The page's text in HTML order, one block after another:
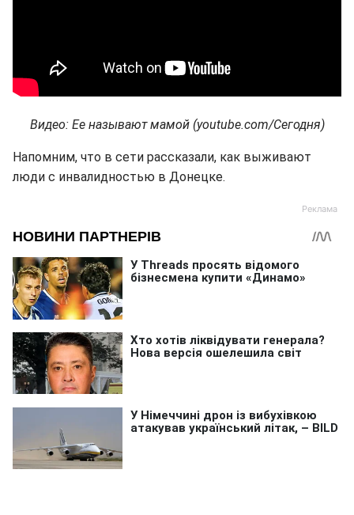
Видео: Ее называют мамой (youtube.com/Сегодня)
Напомним, что в сети рассказали, как выживают
люди с инвалидностью в Донецке.